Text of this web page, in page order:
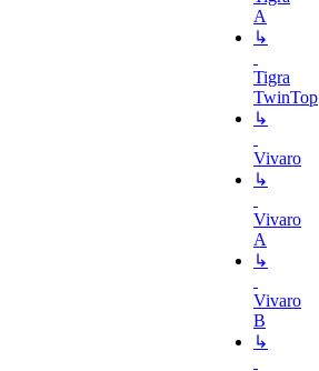
A
↳
Tigra
TwinTop
↳
Vivaro
↳
Vivaro
A
↳
Vivaro
B
↳